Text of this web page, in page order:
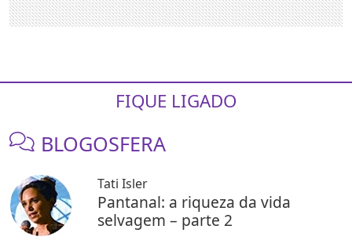
FIQUE LIGADO
BLOGOSFERA
Tati Isler
Pantanal: a riqueza da vida
selvagem – parte 2